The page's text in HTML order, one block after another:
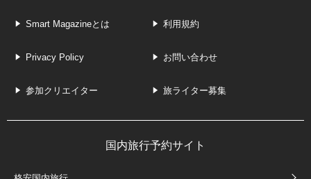
Smart Magazineとは 利用規約
Privacy Policy お問い合わせ
参加クリエイター 旅ライター募集
国内旅行予約サイト